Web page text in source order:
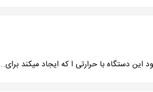
دستگاه با حرارتی ا که ایجاد میکند